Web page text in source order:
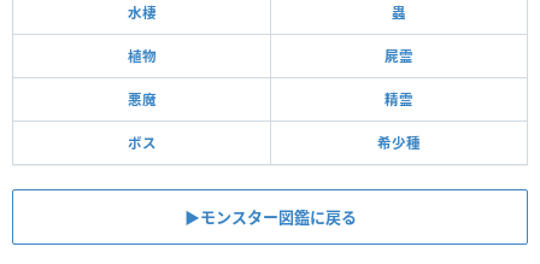
水棲 蟲
植物 屍霊
悪魔 精霊
ボス 希少種
▶モンスター図鑑に戻る